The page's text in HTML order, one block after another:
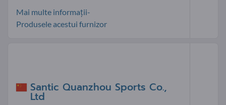
Mai multe informații-
Produsele acestui furnizor
Santic Quanzhou Sports Co.,
Ltd